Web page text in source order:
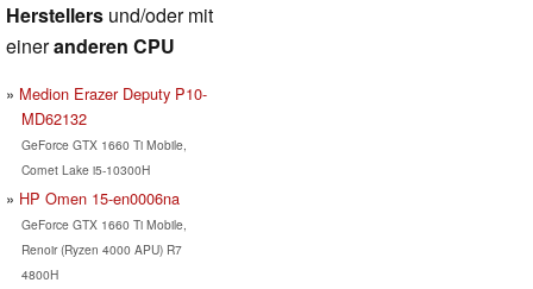
Herstellers und/oder mit
eineranderen CPU
Medion Erazer Deputy P10-
MD62132
GeForce GTX 1660 Ti Mobile,
Comet Lake i5-10300H
HP Omen 15-en0006na
GeForce GTX 1660 Ti Mobile,
Renoir (Ryzen 4000 APU) R7
4800H